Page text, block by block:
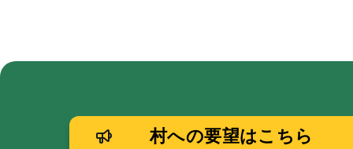
村への要望はこちら